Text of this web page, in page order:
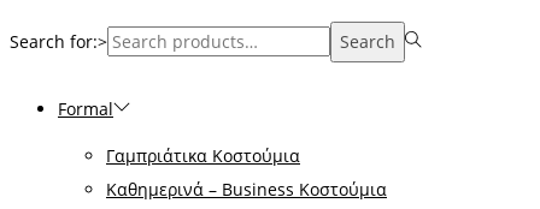
Search for:> Search
Formal
Γαμπριάτικα Κοστούμια
Καθημερινά – Business Κοστούμια